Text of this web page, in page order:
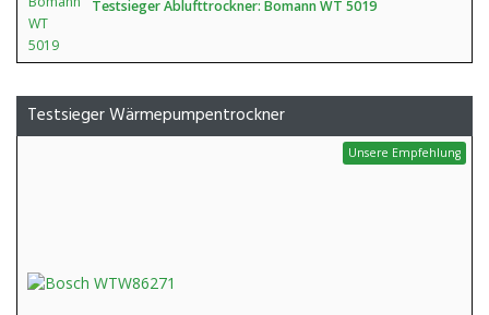
Testsieger Ablufttrockner: Bomann WT 5019
Testsieger Wärmepumpentrockner
Unsere Empfehlung